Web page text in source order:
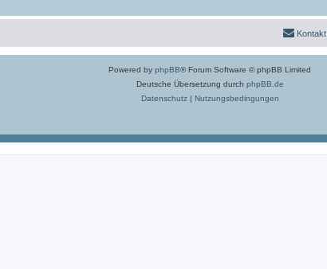
Kontakt
Powered by phpBB® Forum Software © phpBB Limited
Deutsche Übersetzung durch phpBB.de
Datenschutz| Nutzungsbedingungen